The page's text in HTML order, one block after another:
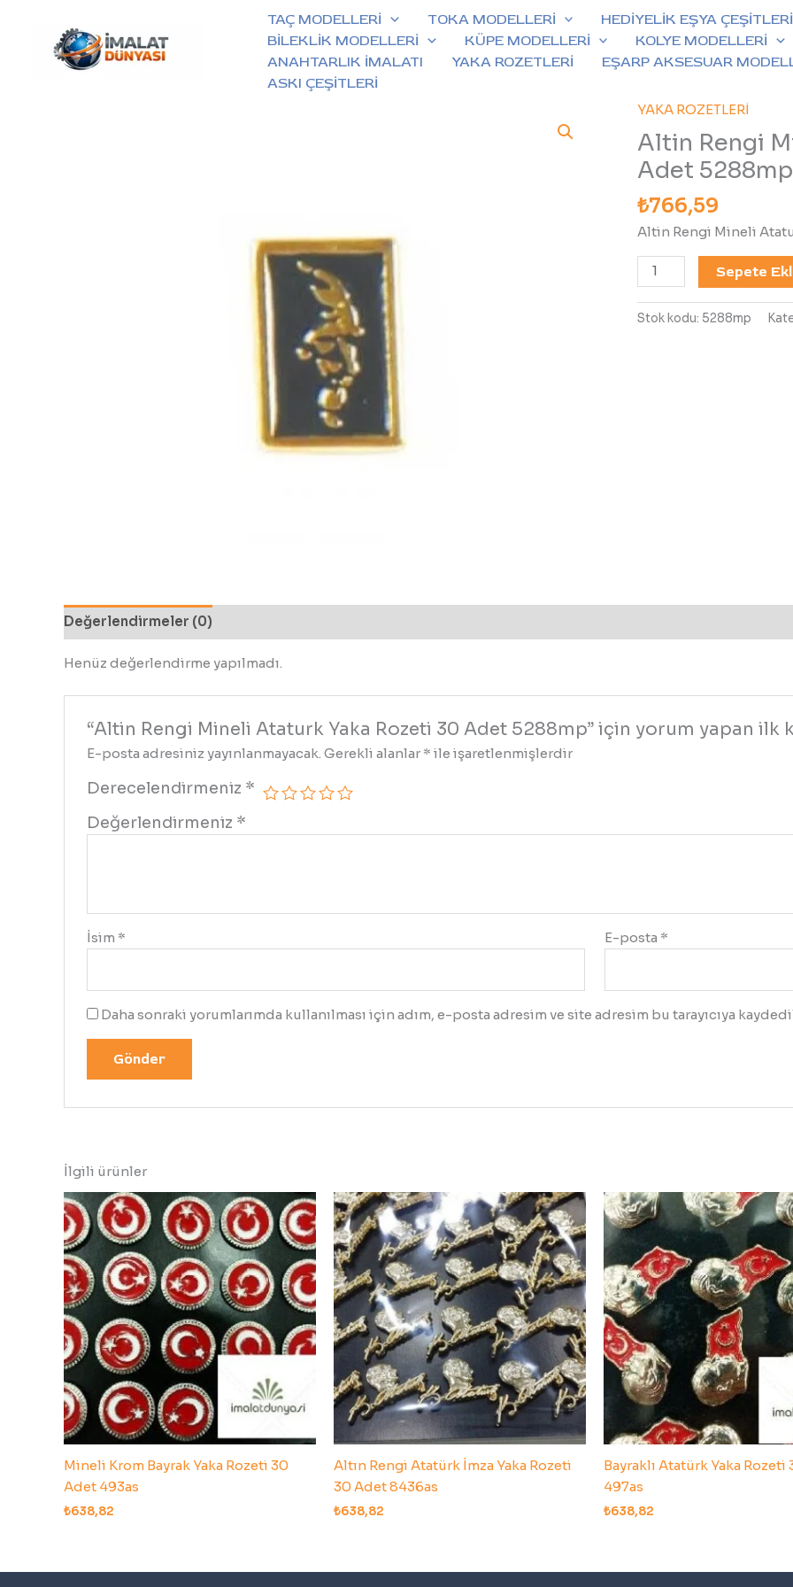
TAÇ MODELLERİ TOKA MODELLERİ
HEDİYELİK EŞYA ÇEŞİTLERİ
BİLEKLİK MODELLERİ
KÜPE MODELLERİ
KOLYE MODELLERİ
ANAHTARLIK İMALATI
YAKA ROZETLERİ
EŞARP AKSESUAR
ASKI ÇEŞİTLERİ
YAKA ROZETLERİ
Altin Rengi
Adet 5288mp
₺766,59
Altin Rengi Mineli
Altin
Rengi
Mineli
Ataturk
Yaka
Rozeti
30
Adet
5288mp
adet
Sepete
Stok kodu: 5288mp
Değerlendirmeler (0)
Henüz değerlendirme yapılmadı.
“Altin Rengi Mineli Ataturk Yaka Rozeti 30 Adet 5288mp” için yorum yapan ilk
E-posta adresiniz yayınlanmayacak. Gerekli alanlar * ile işaretlenmişlerdir
Derecelendirmeniz *
Değerlendirmeniz *
İsim * E-posta *
Daha sonraki yorumlarımda kullanılması için adım, e-posta adresim ve site adresim bu tarayıcıya
İlgili ürünler
Mineli Krom Bayrak Yaka Rozeti 30
Adet 493as
₺638,82
Altın Rengi Atatürk İmza Yaka Rozeti
30 Adet 8436as
₺638,82
Bayraklı Atatürk Yaka Rozeti
497as
₺638,82